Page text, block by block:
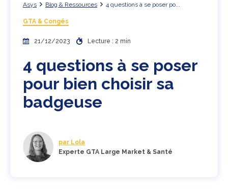
Asys Blog & Ressources 4 questions à se poser po...
GTA & Congés
21/12/2023 Lecture : 2 min
4 questions à se poser
pour bien choisir sa
badgeuse
par Lola
Experte GTA Large Market & Santé